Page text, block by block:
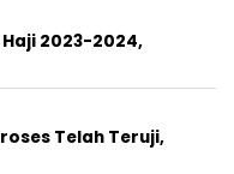
2023-2024,
Telah Teruji,